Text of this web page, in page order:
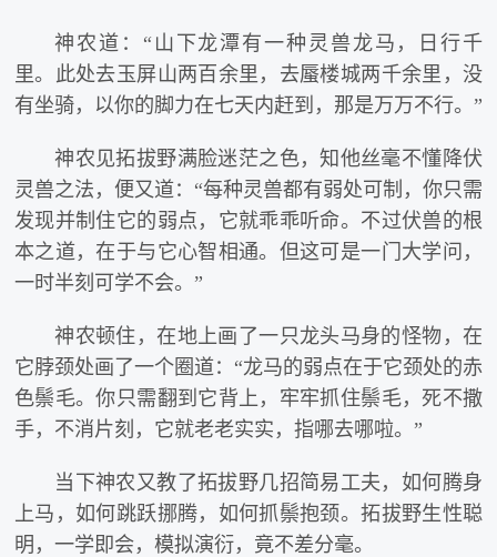
神农道：“山下龙潭有一种灵兽龙马，日行千
里。此处去玉屏山两百余里，去蜃楼城两千余里，没
有坐骑，以你的脚力在七天内赶到，那是万万不行。”
神农见拓拔野满脸迷茫之色，知他丝毫不懂降伏
灵兽之法，便又道：“每种灵兽都有弱处可制，你只需
发现并制住它的弱点，它就乖乖听命。不过伏兽的根
本之道，在于与它心智相通。但这可是一门大学问，
一时半刻可学不会。”
神农顿住，在地上画了一只龙头马身的怪物，在
它脖颈处画了一个圈道：“龙马的弱点在于它颈处的赤
色鬃毛。你只需翻到它背上，牢牢抓住鬃毛，死不撒
手，不消片刻，它就老老实实，指哪去哪啦。”
当下神农又教了拓拔野几招简易工夫，如何腾身
上马，如何跳跃挪腾，如何抓鬃抱颈。拓拔野生性聪
明，一学即会，模拟演衍，竟不差分毫。